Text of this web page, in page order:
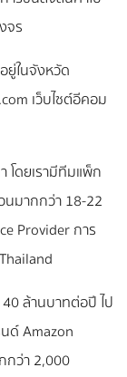
จร
ยู่ในจังหวัด
เว็บไซต์อีคอม
โดยเรามีทีมแพ็ก
นมากกว่า 18-22
Provider การ
ล้านบาทต่อปี ไป
ด์ Amazon
กว่า 2,000